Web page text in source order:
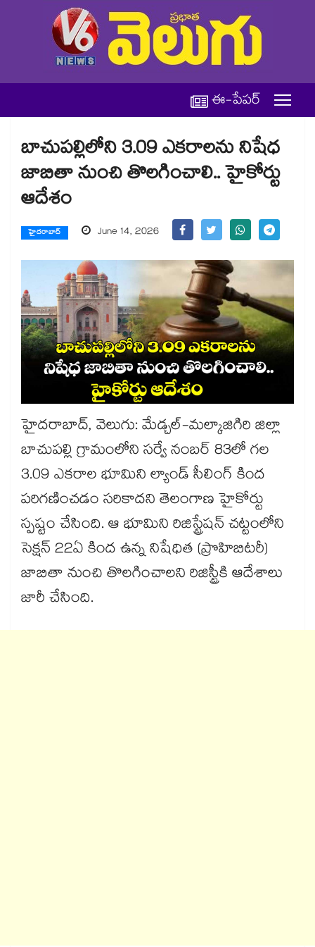
ఈ-పేపర్
బాచుపల్లిలోని 3.09 ఎకరాలను నిషేధ
జాబితా నుంచి తొలగించాలి.. హైకోర్టు
ఆదేశం
హైదరాబాద్ June 14, 2026
హైదరాబాద్, వెలుగు: మేడ్చల్-మల్కాజిగిరి జిల్లా
బాచుపల్లి గ్రామంలోని సర్వే నంబర్‌‌ 83లో గల
3.09 ఎకరాల భూమిని ల్యాండ్​ సీలింగ్​ కింద
పరిగణించడం సరికాదని తెలంగాణ హైకోర్టు
స్పష్టం చేసింది. ఆ భూమిని రిజిస్ట్రేషన్ చట్టంలోని
సెక్షన్‌‌ 22ఏ కింద ఉన్న నిషేధిత (ప్రొహిబిటరీ)
జాబితా నుంచి తొలగించాలని రిజిస్ట్రీకి ఆదేశాలు
జారీ చేసింది.